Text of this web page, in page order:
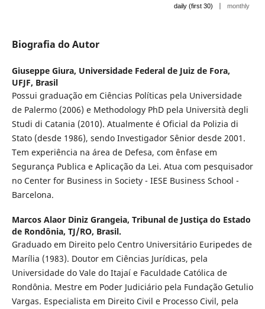
daily (first 30) | monthly
Biografia do Autor
Giuseppe Giura, Universidade Federal de Juiz de Fora,
UFJF, Brasil
Possui graduação em Ciências Políticas pela Universidade
de Palermo (2006) e Methodology PhD pela Università degli
Studi di Catania (2010). Atualmente é Oficial da Polizia di
Stato (desde 1986), sendo Investigador Sênior desde 2001.
Tem experiência na área de Defesa, com ênfase em
Segurança Publica e Aplicação da Lei. Atua com pesquisador
no Center for Business in Society - IESE Business School -
Barcelona.
Marcos Alaor Diniz Grangeia, Tribunal de Justiça do Estado
de Rondônia, TJ/RO, Brasil.
Graduado em Direito pelo Centro Universitário Euripedes de
Marília (1983). Doutor em Ciências Jurídicas, pela
Universidade do Vale do Itajaí e Faculdade Católica de
Rondônia. Mestre em Poder Judiciário pela Fundação Getulio
Vargas. Especialista em Direito Civil e Processo Civil, pela